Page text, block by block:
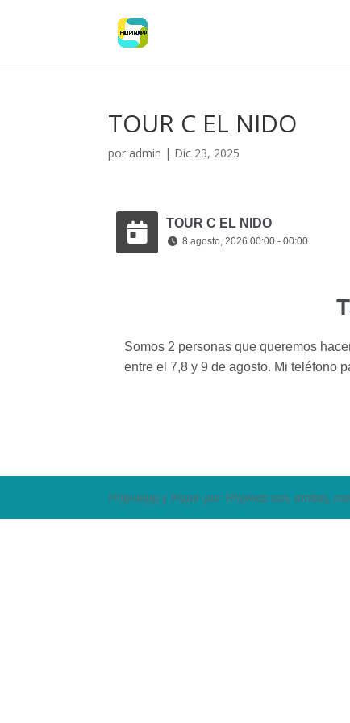
TOUR C EL NIDO
por admin | Dic 23, 2025
TOUR C EL NIDO
8 agosto, 2026 00:00 - 00:00
Somos 2 personas que queremos
entre el 7,8 y 9 de agosto. Mi teléfono
Filipinapp y Viajar por Filipinas son, ambas,